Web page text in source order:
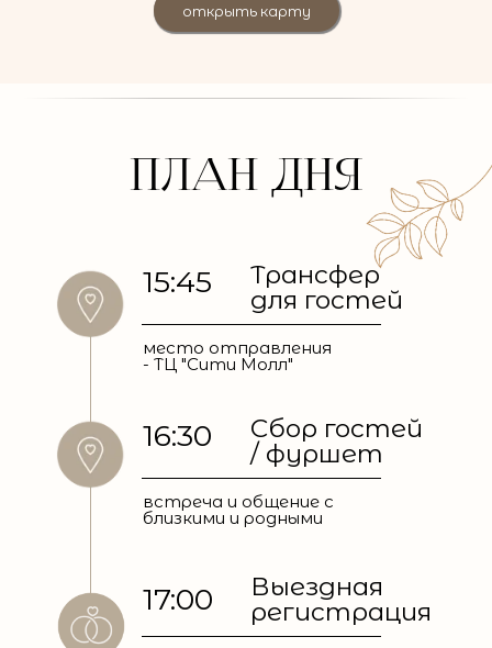
открыть карту
ПЛАН ДНЯ
15:45
Трансфер
для гостей
место отправления
- ТЦ "Сити Молл"
16:30
Сбор гостей
/ фуршет
встреча и общение с
близкими и родными
17:00
Выездная
регистрация